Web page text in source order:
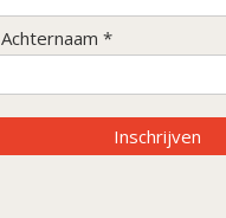
Achternaam *
Inschrijven